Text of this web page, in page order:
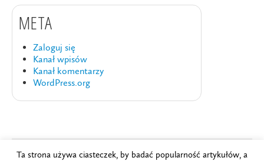
META
Zaloguj się
Kanał wpisów
Kanał komentarzy
WordPress.org
Copyright © 2024Szkoła Brydża PZBS.
Ta strona używa ciasteczek, by badać popularność artykułów, a